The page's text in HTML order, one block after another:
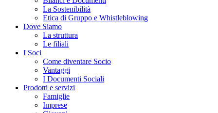
La Sostenibilità
Etica di Gruppo e Whistleblowing
Dove Siamo
La struttura
Le filiali
I Soci
Come diventare Socio
Vantaggi
I Documenti Sociali
Prodotti e servizi
Famiglie
Imprese